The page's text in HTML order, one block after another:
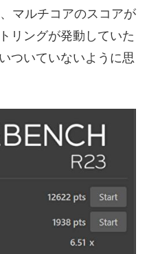
マルチコアのスコアが
リングが発動していた
ついていないように思